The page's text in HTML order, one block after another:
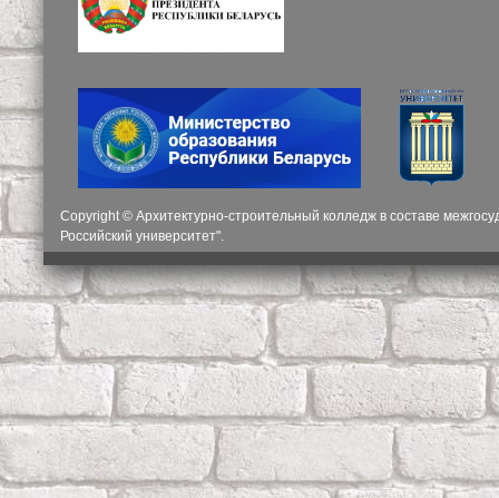
Copyright © Архитектурно-строительный колледж в составе
Российский университет".